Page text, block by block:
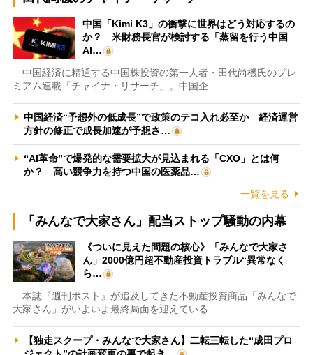
中国「Kimi K3」の衝撃に世界はどう対応するの
か？ 米財務長官が検討する「蒸留を行う中国
AI…
中国経済に精通する中国株投資の第一人者・田代尚機氏のプレ
ミアム連載「チャイナ・リサーチ」。中国企…
中国経済“予想外の低成長”で政策のテコ入れ必至か 経済運営
方針の修正で成長加速が予想さ…
“AI革命”で爆発的な需要拡大が見込まれる「CXO」とは何
か？ 高い競争力を持つ中国の医薬品…
一覧を見る
「みんなで大家さん」配当ストップ騒動の内幕
《ついに見えた問題の核心》「みんなで大家さ
ん」2000億円超不動産投資トラブル“異常なく
ら…
本誌『週刊ポスト』が追及してきた不動産投資商品「みんなで
大家さん」がいよいよ最終局面を迎えている…
【独走スクープ・みんなで大家さん】二転三転した“成田プロ